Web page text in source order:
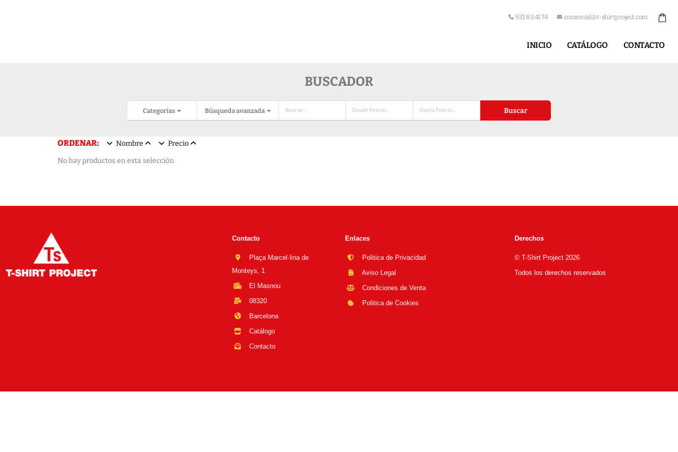
933 83 41 74 comercial@t-shirtproject.com
INICIO CATÁLOGO CONTACTO
BUSCADOR
Categorias Búsqueda avanzada Buscar
ORDENAR: Nombre
Precio
No hay productos en esta selección
Contacto
Plaça Marcel·lina de
Monteys, 1
El Masnou
08320
Barcelona
Catálogo
Contacto
Enlaces
Politica de Privacidad
Aviso Legal
Condiciones de Venta
Politica de Cookies
Derechos
© T-Shirt Project 2026
Todos los derechos reservados